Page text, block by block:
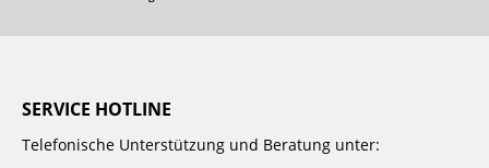
SERVICE HOTLINE
Telefonische Unterstützung und Beratung unter: